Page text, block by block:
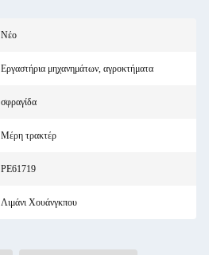
Νέο
Εργαστήρια μηχανημάτων, αγροκτήματα
σφραγίδα
Μέρη τρακτέρ
ΡΕ61719
Λιμάνι Χουάνγκπου